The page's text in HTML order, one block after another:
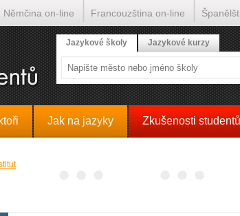
Jak na jazyky Zkušenosti studentů
Jazykové školy Jazykové kurzy
Němčina on-line Francouzština on-line